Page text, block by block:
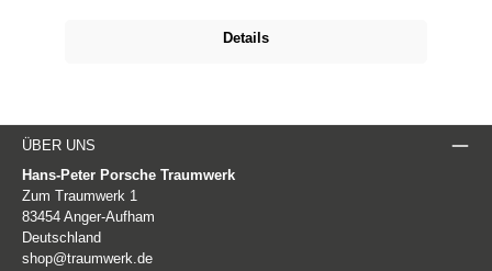
Automobilgeschichte in Ihr Zuhause. Stilvolle Wandbilder im Porsche
Design in 2 Größen Als Original gibt es den Porsche 550 Spyder im
Ausdruck und Tiefe verleiht. Porsche 550 Spyder als Wandbild
Brillanter UV-Direktdruck mit höchster Farbintensität zeichnen
diesen Fine-Art Print in Galeriequalität aus. 3 mm Stärke Brillanter
UV-Direktdruck Sonnenlichtresistenter Druck, kein Ausbleichen
Porsche Modellautos, wie das Porsche-356-Modellauto-Set, kaufen
Sie in unserem Onlineshop. Hier finden Sie außerdem viele
Raritäten, Märklin Sondermodelle und Porsche-Accessoires.
Details
ÜBER UNS
Hans-Peter Porsche Traumwerk
Zum Traumwerk 1
83454 Anger-Aufham
Deutschland
shop@traumwerk.de